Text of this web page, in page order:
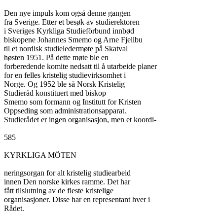
Den nye impuls kom også denne gangen
fra Sverige. Etter et besøk av studierektoren
i Sveriges Kyrkliga Studieförbund innbød
biskopene Johannes Smemo og Arne Fjellbu
til et nordisk studieledermøte på Skatval
høsten 1951. På dette møte ble en
forberedende komite nedsatt til å utarbeide planer
for en felles kristelig studievirksomhet i
Norge. Og 1952 ble så Norsk Kristelig
Studieråd konstituert med biskop
Smemo som formann og Institutt for Kristen
Oppseding som administrationsapparat.
Studierådet er ingen organisasjon, men et koordi-
585
KYRKLIGA MÖTEN
neringsorgan for alt kristelig studiearbeid
innen Den norske kirkes ramme. Det har
fått tilslutning av de fleste kristelige
organisasjoner. Disse har en representant hver i
Rådet.